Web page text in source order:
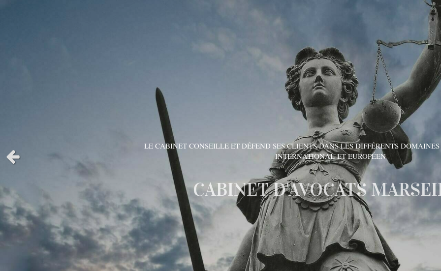
LE CABINET CONSEILLE ET DÉFEND SES CLIENTS DANS LES DIFFÉRENTS
INTERNATIONAL ET EUROPÉEN
CABINET D'AVOCATS
Slide précédent